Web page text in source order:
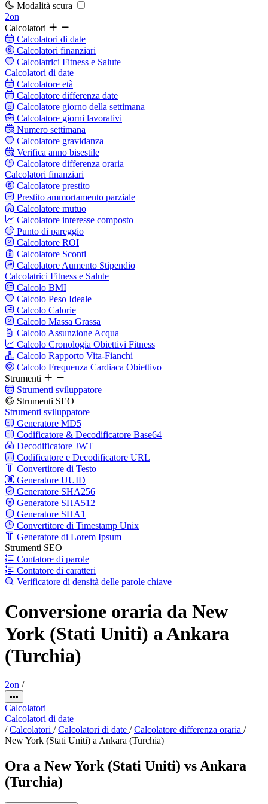
Modalità scura
2on
Calcolatori
Calcolatori di date
Calcolatori finanziari
Calcolatrici Fitness e Salute
Calcolatori di date
Calcolatore età
Calcolatore differenza date
Calcolatore giorno della settimana
Calcolatore giorni lavorativi
Numero settimana
Calcolatore gravidanza
Verifica anno bisestile
Calcolatore differenza oraria
Calcolatori finanziari
Calcolatore prestito
Prestito ammortamento parziale
Calcolatore mutuo
Calcolatore interesse composto
Punto di pareggio
Calcolatore ROI
Calcolatore Sconti
Calcolatore Aumento Stipendio
Calcolatrici Fitness e Salute
Calcolo BMI
Calcolo Peso Ideale
Calcolo Calorie
Calcolo Massa Grassa
Calcolo Assunzione Acqua
Calcolo Cronologia Obiettivi Fitness
Calcolo Rapporto Vita-Fianchi
Calcolo Frequenza Cardiaca Obiettivo
Strumenti
Strumenti sviluppatore
Strumenti SEO
Strumenti sviluppatore
Generatore MD5
Codificatore & Decodificatore Base64
Decodificatore JWT
Codificatore e Decodificatore URL
Convertitore di Testo
Generatore UUID
Generatore SHA256
Generatore SHA512
Generatore SHA1
Convertitore di Timestamp Unix
Generatore di Lorem Ipsum
Strumenti SEO
Contatore di parole
Contatore di caratteri
Verificatore di densità delle parole chiave
Conversione oraria da New
York (Stati Uniti) a Ankara
(Turchia)
2on /
•••
Calcolatori
Calcolatori di date
/ Calcolatori / Calcolatori di date / Calcolatore differenza oraria /
New York (Stati Uniti) a Ankara (Turchia)
Ora a New York (Stati Uniti) vs Ankara
(Turchia)